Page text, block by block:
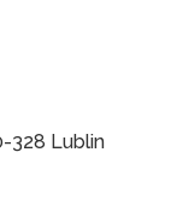
328 Lublin